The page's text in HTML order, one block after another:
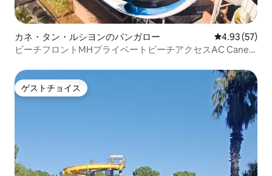
カネ・タン・ルシヨンのバンガロー レビュー57
4.93 (57)
ビーチフロントMHプライベートビーチアクセスAC Canet
ゲストチョイス
ゲストチョイス